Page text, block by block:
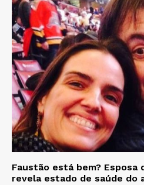
Faustão está bem? Esposa
revela estado de saúde do